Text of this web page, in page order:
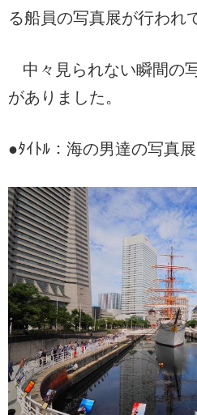
る船員の写真展が行われ
中々見られない瞬間の
がありました。
●ﾀｲﾄﾙ：海の男達の写真